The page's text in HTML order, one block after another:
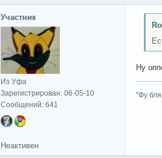
Участник
Из Уфа
Зарегистрирован: 06-05-10
Сообщений: 641
Ну
"Фу
Неактивен